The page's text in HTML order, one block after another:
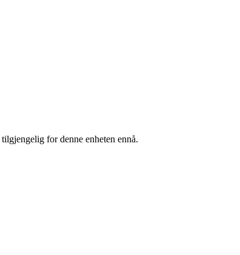
for denne enheten ennå.